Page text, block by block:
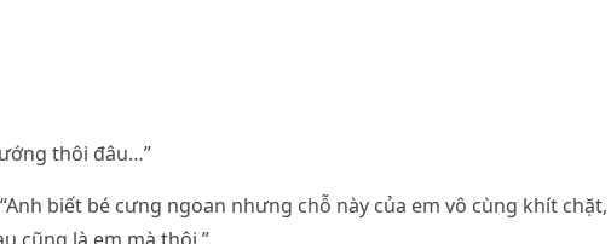
thôi đâu…”
biết bé cưng ngoan nhưng chỗ này của em vô cùng khít chặt,